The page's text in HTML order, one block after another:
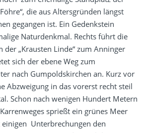
die aus Altersgründen längst
gegangen ist. Ein Gedenkstein
Naturdenkmal. Rechts führt die
der „Krausten Linde“ zum Anninger
sich der ebene Weg zum
nach Gumpoldskirchen an. Kurz vor
Abzweigung in das vorerst recht steil
Schon nach wenigen Hundert Metern
sprießt ein grünes Meer
Unterbrechungen den